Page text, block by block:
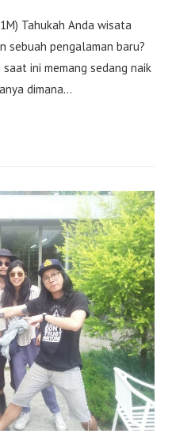
Tahukah Anda wisata
sebuah pengalaman baru?
ini memang sedang naik
dimana…